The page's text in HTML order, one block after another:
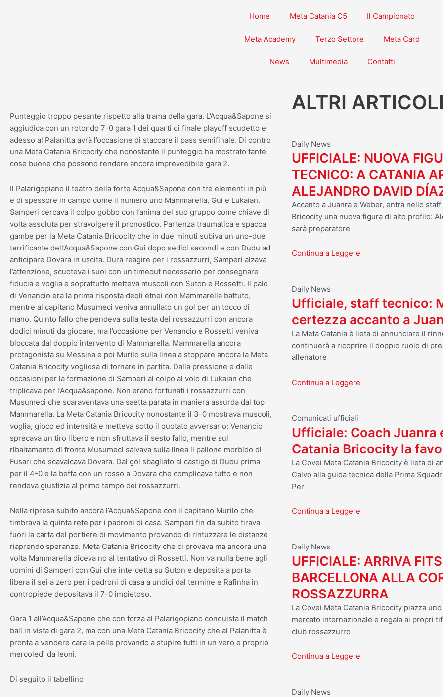
Home Meta Catania C5 Il Campionato
Meta Academy Terzo Settore Meta Card
News Multimedia Contatti
Punteggio troppo pesante rispetto alla trama della gara. L’Acqua&Sapone si
aggiudica con un rotondo 7-0 gara 1 dei quarti di finale playoff scudetto e
adesso al Palanitta avrà l’occasione di staccare il pass semifinale. Di contro
una Meta Catania Bricocity che nonostante il punteggio ha mostrato tante
cose buone che possono rendere ancora imprevedibile gara 2.
Il Palarigopiano il teatro della forte Acqua&Sapone con tre elementi in più
e di spessore in campo come il numero uno Mammarella, Gui e Lukaian.
Samperi cercava il colpo gobbo con l’anima del suo gruppo come chiave di
volta assoluta per stravolgere il pronostico. Partenza traumatica e spacca
gambe per la Meta Catania Bricocity che in due minuti subiva un uno-due
terrificante dell’Acqua&Sapone con Gui dopo sedici secondi e con Dudu ad
anticipare Dovara in uscita. Dura reagire per i rossazzurri, Samperi alzava
l’attenzione, scuoteva i suoi con un timeout necessario per consegnare
fiducia e voglia e soprattutto metteva muscoli con Suton e Rossetti. Il palo
di Venancio era la prima risposta degli etnei con Mammarella battuto,
mentre al capitano Musumeci veniva annullato un gol per un tocco di
mano. Quinto fallo che pendeva sulla testa dei rossazzurri con ancora
dodici minuti da giocare, ma l’occasione per Venancio e Rossetti veniva
bloccata dal doppio intervento di Mammarella. Mammarella ancora
protagonista su Messina e poi Murilo sulla linea a stoppare ancora la Meta
Catania Bricocity vogliosa di tornare in partita. Dalla pressione e dalle
occasioni per la formazione di Samperi al colpo al volo di Lukaian che
triplicava per l’Acqua&sapone. Non erano fortunati i rossazzurri con
Musumeci che scaraventava una saetta parata in maniera assurda dal top
Mammarella. La Meta Catania Bricocity nonostante il 3-0 mostrava muscoli,
voglia, gioco ed intensità e metteva sotto il quotato avversario: Venancio
sprecava un tiro libero e non sfruttava il sesto fallo, mentre sul
ribaltamento di fronte Musumeci salvava sulla linea il pallone morbido di
Fusari che scavalcava Dovara. Dal gol sbagliato al castigo di Dudu prima
per il 4-0 e la beffa con un rosso a Dovara che complicava tutto e non
rendeva giustizia al primo tempo dei rossazzurri.
Nella ripresa subito ancora l’Acqua&Sapone con il capitano Murilo che
timbrava la quinta rete per i padroni di casa. Samperi fin da subito tirava
fuori la carta del portiere di movimento provando di rintuzzare le distanze
riaprendo speranze. Meta Catania Bricocity che ci provava ma ancora una
volta Mammarella diceva no al tentativo di Rossetti. Non va nulla bene agli
uomini di Samperi con Gui che intercetta su Suton e deposita a porta
libera il sei a zero per i padroni di casa a undici dal termine e Rafinha in
contropiede depositava il 7-0 impietoso.
Gara 1 all’Acqua&Sapone che con forza al Palarigopiano conquista il match
ball in vista di gara 2, ma con una Meta Catania Bricocity che al Palanitta è
pronta a vendere cara la pelle provando a stupire tutti in un vero e proprio
mercoledì da leoni.
Di seguito il tabellino
ALTRI ARTICOLI
Daily News
UFFICIALE: NUOVA
TECNICO: A CATANIA
ALEJANDRO DAVID
Accanto a Juanra e Weber, entra nello
Bricocity una nuova figura di alto profilo:
sarà preparatore
Continua a Leggere
Daily News
Ufficiale, staff tecnico:
certezza accanto a
La Meta Catania è lieta di annunciare il
continuerà a ricoprire il doppio ruolo di
allenatore
Continua a Leggere
Comunicati ufficiali
Ufficiale: Coach Juanra
Catania Bricocity la
La Covei Meta Catania Bricocity è lieta di
Calvo alla guida tecnica della Prima
Per
Continua a Leggere
Daily News
UFFICIALE: ARRIVA
BARCELLONA ALLA
ROSSAZZURRA
La Covei Meta Catania Bricocity piazza
mercato internazionale e regala ai propri
club rossazzurro
Continua a Leggere
Daily News